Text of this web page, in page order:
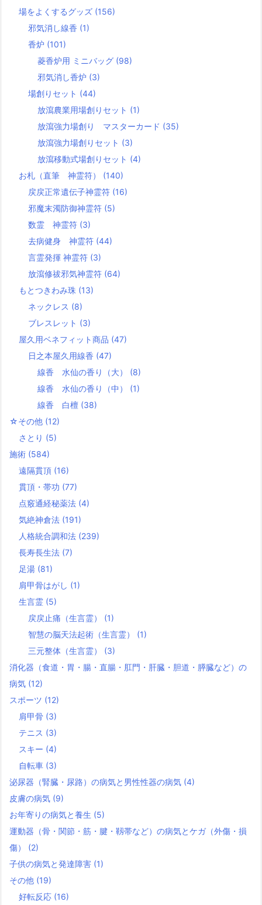
場をよくするグッズ (156)
邪気消し線香 (1)
香炉 (101)
菱香炉用 ミニバッグ (98)
邪気消し香炉 (3)
場創りセット (44)
放瀉農業用場創りセット (1)
放瀉強力場創り マスターカード (35)
放瀉強力場創りセット (3)
放瀉移動式場創りセット (4)
お札（直筆 神霊符） (140)
戻戻正常遺伝子神霊符 (16)
邪魔末濁防御神霊符 (5)
数霊 神霊符 (3)
去病健身 神霊符 (44)
言霊発揮 神霊符 (3)
放瀉修祓邪気神霊符 (64)
もとつきわみ珠 (13)
ネックレス (8)
ブレスレット (3)
屋久用ベネフィット商品 (47)
日之本屋久用線香 (47)
線香 水仙の香り（大） (8)
線香 水仙の香り（中） (1)
線香 白檀 (38)
☆その他 (12)
さとり (5)
施術 (584)
遠隔貫頂 (16)
貫頂・帯功 (77)
点竅通経秘薬法 (4)
気絶神倉法 (191)
人格統合調和法 (239)
長寿長生法 (7)
足湯 (81)
肩甲骨はがし (1)
生言霊 (5)
戻戻止痛（生言霊） (1)
智慧の脳天法起術（生言霊） (1)
三元整体（生言霊） (3)
消化器（食道・胃・腸・直腸・肛門・肝臓・胆道・膵臓など）の
病気 (12)
スポーツ (12)
肩甲骨 (3)
テニス (3)
スキー (4)
自転車 (3)
泌尿器（腎臓・尿路）の病気と男性性器の病気 (4)
皮膚の病気 (9)
お年寄りの病気と養生 (5)
運動器（骨・関節・筋・腱・靱帯など）の病気とケガ（外傷・損
傷） (2)
子供の病気と発達障害 (1)
その他 (19)
好転反応 (16)